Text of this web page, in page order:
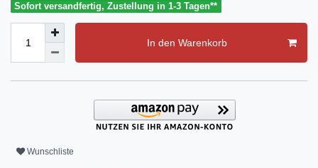
Sofort versandfertig, Zustellung in 1-3 Tagen**
In den Warenkorb
Wunschliste